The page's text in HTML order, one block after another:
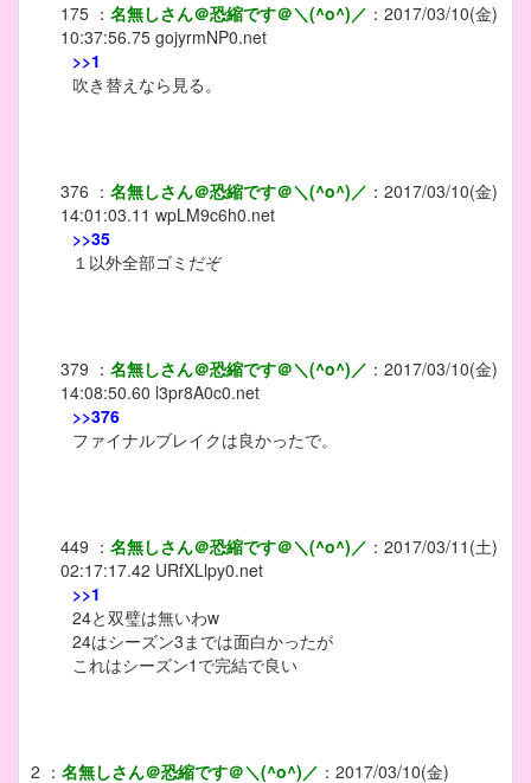
175 ： 名無しさん＠恐縮です＠＼(^o^)／ ： 2017/03/10(金)
10:37:56.75 gojyrmNP0.net
>>1
吹き替えなら見る。
376 ： 名無しさん＠恐縮です＠＼(^o^)／ ： 2017/03/10(金)
14:01:03.11 wpLM9c6h0.net
>>35
１以外全部ゴミだぞ
379 ： 名無しさん＠恐縮です＠＼(^o^)／ ： 2017/03/10(金)
14:08:50.60 l3pr8A0c0.net
>>376
ファイナルブレイクは良かったで。
449 ： 名無しさん＠恐縮です＠＼(^o^)／ ： 2017/03/11(土)
02:17:17.42 URfXLlpy0.net
>>1
24と双璧は無いわw
24はシーズン3までは面白かったが
これはシーズン1で完結で良い
2 ： 名無しさん＠恐縮です＠＼(^o^)／ ： 2017/03/10(金)